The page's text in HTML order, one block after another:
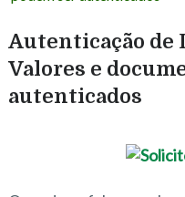
Autenticação de
Valores e
autenticados